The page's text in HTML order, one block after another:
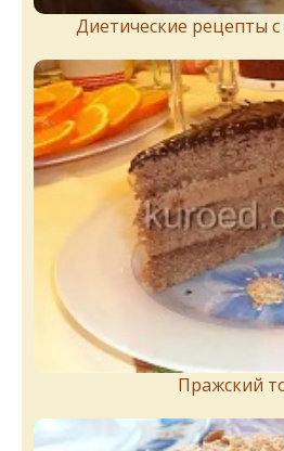
Диетические рецепты
Пражский